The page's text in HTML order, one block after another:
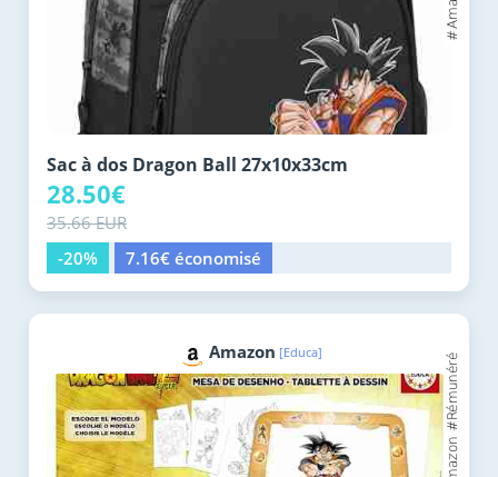
Sac à dos Dragon Ball 27x10x33cm
28.50€
35.66 EUR
-20%
7.16€ économisé
Amazon [Educa]